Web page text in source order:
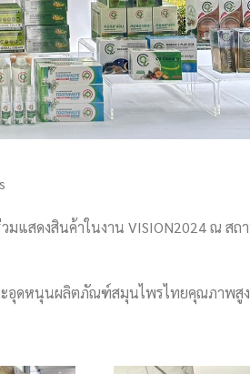
แสดงสินค้าในงาน VISION2024 ณ สถ
ะอุดหนุนผลิตภัณฑ์สมุนไพรไทยคุณภาพสูง